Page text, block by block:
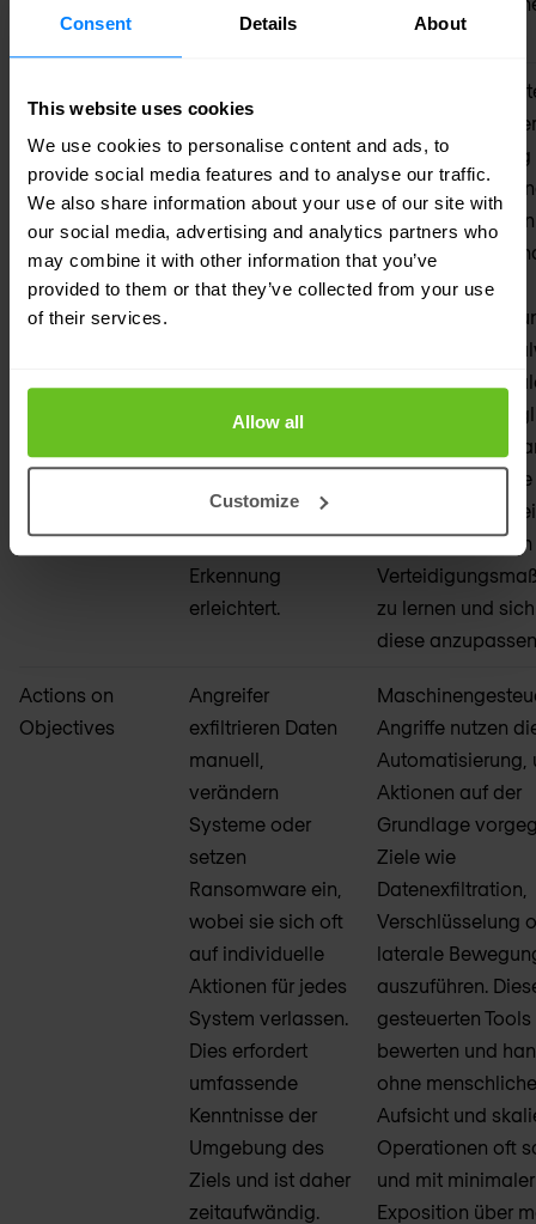
Consent Details About
This website uses cookies
We use cookies to personalise content and ads, to
provide social media features and to analyse our traffic.
We also share information about your use of our site with
our social media, advertising and analytics partners who
may combine it with other information that you’ve
provided to them or that they’ve collected from your use
of their services.
Allow all
Customize
bleibt.
Control (C2)
richten einen
Befehls- und
Kontrollkanal ein,
wobei sie häufig
manuell Protokolle
für die
angegriffenen
Die C2-Einrichtung
ist oft statisch,
was die
Erkennung
erleichtert.
Moderne C2-
sind
anpassungsfähig
äußerst
Mithilfe von
Fast-Flux-DNS
verschlüsselter
Kommunikation
KI-gesteuerte
robuste C2-
Angreifern
Echtzeit Befehle
infizierte Systeme
erteilen und dabei
kontinuierlich von
zu lernen und
diese
Actions on
Objectives
Angreifer
exfiltrieren Daten
manuell,
verändern
Systeme oder
setzen
Ransomware ein,
wobei sie sich oft
auf individuelle
Aktionen für jedes
System verlassen.
Dies erfordert
umfassende
Kenntnisse der
Umgebung des
Ziels und ist daher
zeitaufwändig.
Angriffe nutzen
Automatisierung,
Aktionen auf der
Grundlage
Ziele wie
Datenexfiltration,
Verschlüsselung
laterale
auszuführen.
gesteuerten Tools
bewerten und
ohne
Aufsicht und
Operationen oft
und mit minimaler
Exposition über